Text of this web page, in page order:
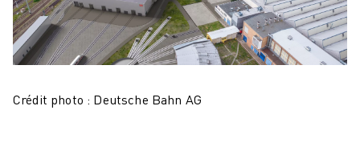
PRODUITS DE ROBOTIQUE ÉDUCATIVE
AUTOMATISATION DES ROBOTS
ROBOTS DE SOUDAGE À L'ARC
SÉRIE ARC MATE
Crédit photo : Deutsche Bahn AG